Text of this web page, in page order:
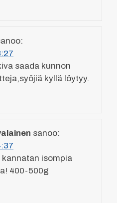
saada kunnon
kyllä löytyy.
sanoo:
isompia
400-500g